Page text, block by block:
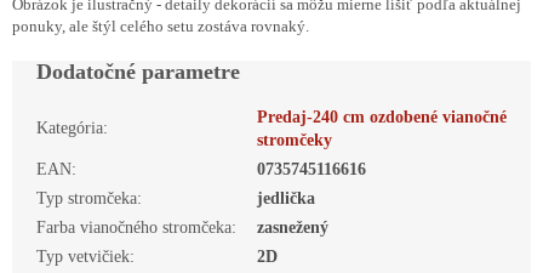
Obrázok je ilustračný - detaily dekorácií sa môžu mierne líšiť podľa aktuálnej
ponuky, ale štýl celého setu zostáva rovnaký.
Dodatočné parametre
Kategória:
Predaj-240 cm ozdobené vianočné
stromčeky
EAN:
0735745116616
Typ stromčeka:
jedlička
Farba vianočného stromčeka:
zasnežený
Typ vetvičiek:
2D